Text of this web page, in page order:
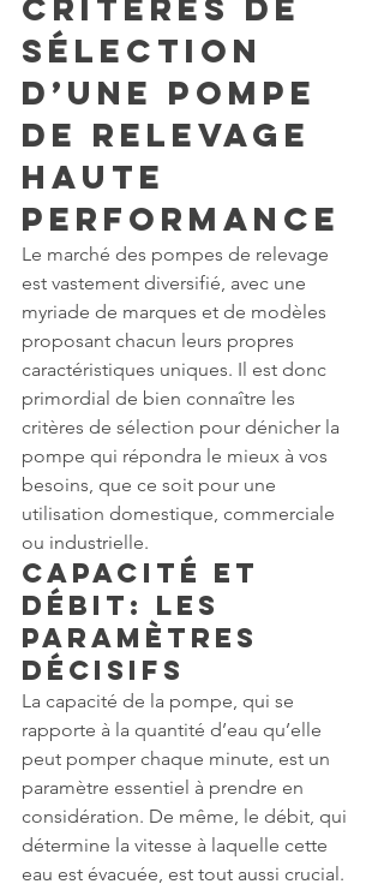
Critères de
Sélection
d’une Pompe
de Relevage
Haute
Performance
Le marché des pompes de relevage
est vastement diversifié, avec une
myriade de marques et de modèles
proposant chacun leurs propres
caractéristiques uniques. Il est donc
primordial de bien connaître les
critères de sélection pour dénicher la
pompe qui répondra le mieux à vos
besoins, que ce soit pour une
utilisation domestique, commerciale
ou industrielle.
Capacité et
Débit: Les
Paramètres
Décisifs
La capacité de la pompe, qui se
rapporte à la quantité d’eau qu’elle
peut pomper chaque minute, est un
paramètre essentiel à prendre en
considération. De même, le débit, qui
détermine la vitesse à laquelle cette
eau est évacuée, est tout aussi crucial.